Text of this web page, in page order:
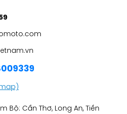
Bộ: Cần Thơ, Long An, Tiền